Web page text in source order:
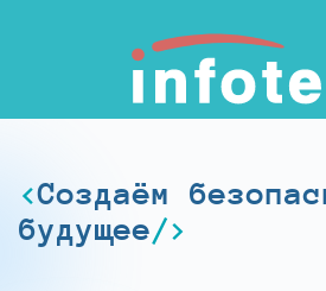
Создаём
будущее